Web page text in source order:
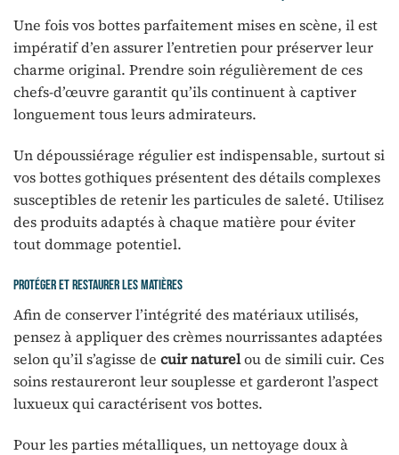
Une fois vos bottes parfaitement mises en scène, il est
impératif d’en assurer l’entretien pour préserver leur
charme original. Prendre soin régulièrement de ces
chefs-d’œuvre garantit qu’ils continuent à captiver
longuement tous leurs admirateurs.
Un dépoussiérage régulier est indispensable, surtout si
vos bottes gothiques présentent des détails complexes
susceptibles de retenir les particules de saleté. Utilisez
des produits adaptés à chaque matière pour éviter
tout dommage potentiel.
Protéger et restaurer les matières
Afin de conserver l’intégrité des matériaux utilisés,
pensez à appliquer des crèmes nourrissantes adaptées
selon qu’il s’agisse de cuir naturelou de simili cuir. Ces
soins restaureront leur souplesse et garderont l’aspect
luxueux qui caractérisent vos bottes.
Pour les parties métalliques, un nettoyage doux à